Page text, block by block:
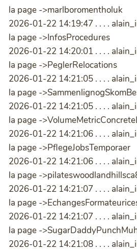
la page ->marlboromentholuk
2026-01-22 14:19:47 . . . .
la page ->InfosProcedures
2026-01-22 14:20:01 . . . .
la page ->PeglerRelocations
2026-01-22 14:21:05 . . . .
la page -
2026-01-22 14:21:05 . . . .
la page -
2026-01-22 14:21:06 . . . .
la page ->PflegeJobsTemporaer
2026-01-22 14:21:06 . . . .
la page -
2026-01-22 14:21:07 . . . .
la page -
2026-01-22 14:21:07 . . . .
la page -
2026-01-22 14:21:08 . . . .